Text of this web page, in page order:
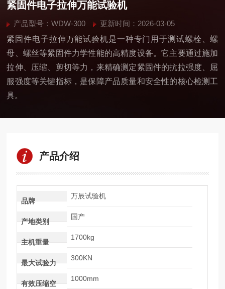
紧固件电子拉伸万能试验机
产品型号：WDW-300
更新时间：2026-03-05
紧固件电子拉伸万能试验机是一种专门用于测试螺栓、螺
母、螺丝等紧固件力学性能的高精度设备。它主要通过施加
拉伸、压缩、剪切等力，来精确测定紧固件的抗拉强度、屈
服强度等关键指标，是保障产品质量和安全性的核心检测工
具。
产品介绍
品牌
万辰试验机
产地类别
国产
主机重量
1700kg
最大试验力
300KN
有效压缩空
1000mm